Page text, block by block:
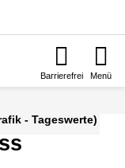
Barrierefrei Menü
- Tageswerte)